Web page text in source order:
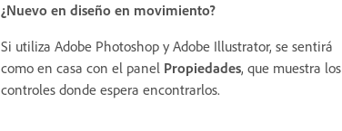
¿Nuevo en diseño en movimiento?
Si utiliza Adobe Photoshop y Adobe Illustrator, se sentirá
como en casa con el panel Propiedades, que muestra los
controles donde espera encontrarlos.